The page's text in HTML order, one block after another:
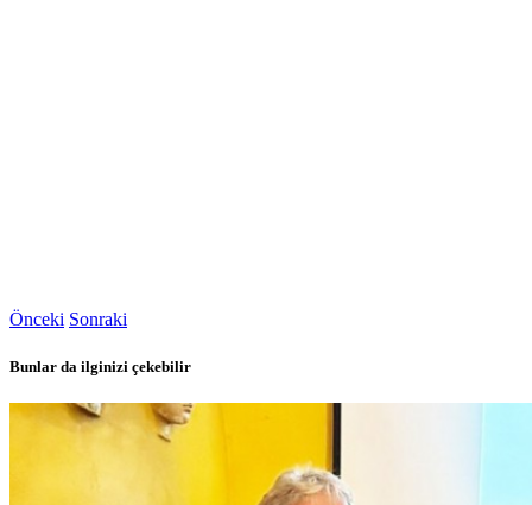
Önceki Sonraki
Bunlar da ilginizi çekebilir